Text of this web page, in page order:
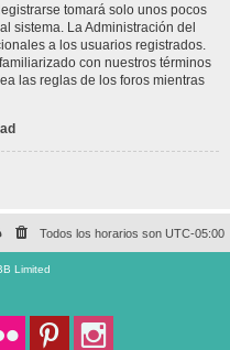
tomará solo unos pocos
sistema. La Administración del
a los usuarios registrados.
con nuestros términos
las reglas de los foros mientras
Todos los horarios son UTC-05:00
Limited